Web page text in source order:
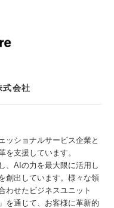
式会社
ッショナルサービス企業と
を支援しています。
、AIの力を最大限に活用し
創出しています。様々な領
わせたビジネスユニット
を通じて、お客様に革新的